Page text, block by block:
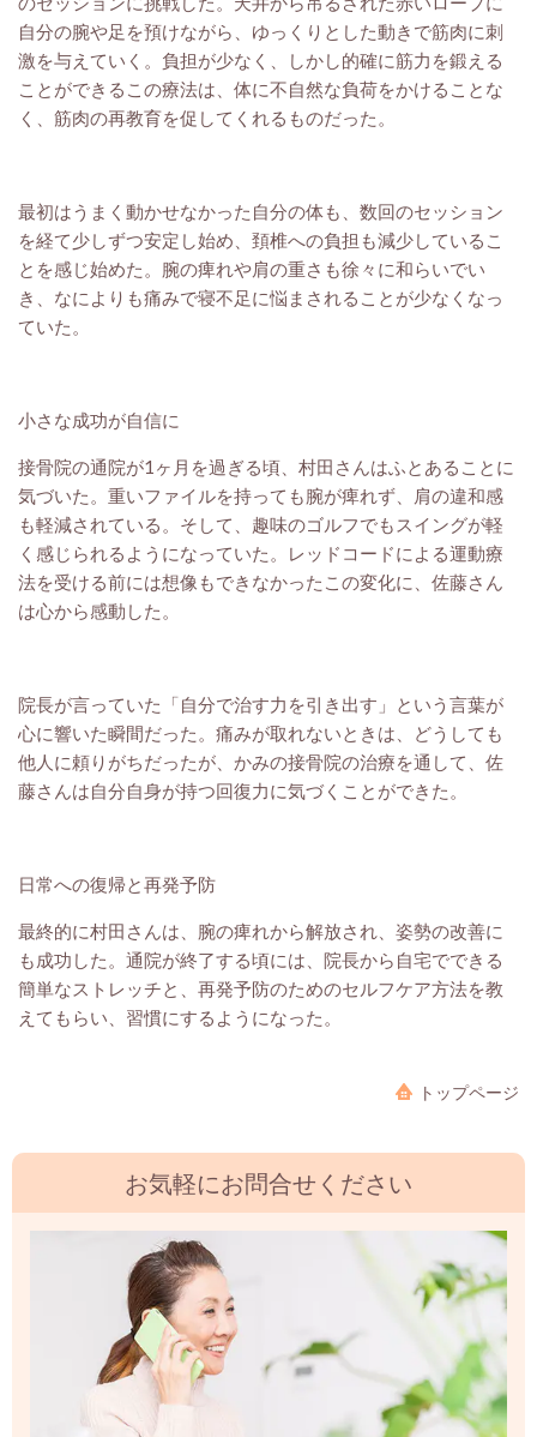
自分の腕や足を預けながら、ゆっくりとした動きで筋肉に刺
激を与えていく。負担が少なく、しかし的確に筋力を鍛える
ことができるこの療法は、体に不自然な負荷をかけることな
く、筋肉の再教育を促してくれるものだった。
最初はうまく動かせなかった自分の体も、数回のセッション
を経て少しずつ安定し始め、頚椎への負担も減少しているこ
とを感じ始めた。腕の痺れや肩の重さも徐々に和らいでい
き、なによりも痛みで寝不足に悩まされることが少なくなっ
ていた。
小さな成功が自信に
接骨院の通院が1ヶ月を過ぎる頃、 村田 さんはふとあることに
気づいた。重いファイルを持っても腕が痺れず、肩の違和感
も軽減されている。そして、趣味のゴルフでもスイングが軽
く感じられるようになっていた。レッドコードによる運動療
法を受ける前には想像もできなかったこの変化に、佐藤さん
は心から感動した。
院長が言っていた「自分で治す力を引き出す」という言葉が
心に響いた瞬間だった。痛みが取れないときは、どうしても
他人に頼りがちだったが、かみの接骨院の治療を通して、佐
藤さんは自分自身が持つ回復力に気づくことができた。
日常への復帰と再発予防
最終的に村田 さんは、腕の痺れから解放され、姿勢の改善に
も成功した。通院が終了する頃には、院長から自宅でできる
簡単なストレッチと、再発予防のためのセルフケア方法を教
えてもらい、習慣にするようになった。
トップページ
お気軽にお問合せください